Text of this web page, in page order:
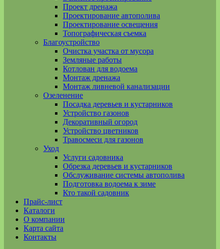
Проект дренажа
Проектирование автополива
Проектирование освещения
Топографическая съемка
Благоустройство
Очистка участка от мусора
Земляные работы
Котлован для водоема
Монтаж дренажа
Монтаж ливневой канализации
Озеленение
Посадка деревьев и кустарников
Устройство газонов
Декоративный огород
Устройство цветников
Травосмеси для газонов
Уход
Услуги садовника
Обрезка деревьев и кустарников
Обслуживание системы автополива
Подготовка водоема к зиме
Кто такой садовник
Прайс-лист
Каталоги
О компании
Карта сайта
Контакты